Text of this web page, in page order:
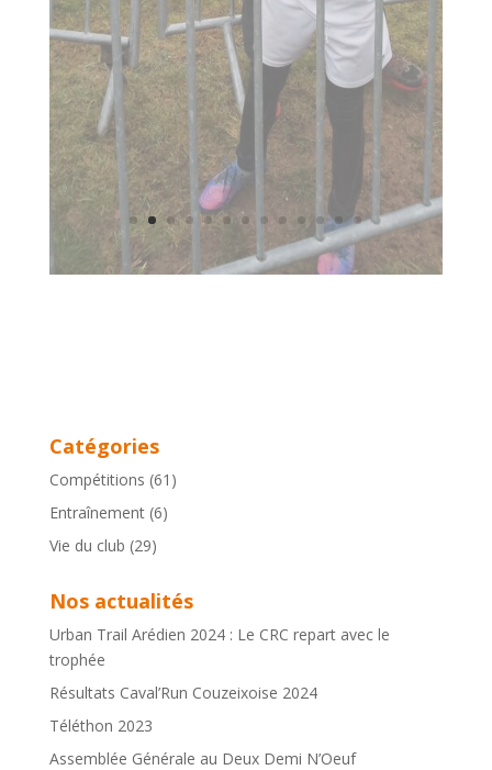
Catégories
Compétitions (61)
Entraînement(6)
Vie du club (29)
Nos actualités
Urban Trail Arédien 2024 : Le CRC repart avec le
trophée
Résultats Caval’Run Couzeixoise 2024
Téléthon 2023
Assemblée Générale au Deux Demi N’Oeuf